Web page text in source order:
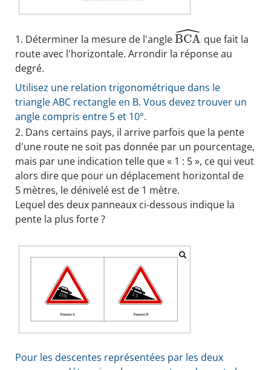
1. Déterminer la mesure de l'angleBCA
ˆ que fait la
route avec l'horizontale. Arrondir la réponse au
degré.
Utilisez une relation trigonométrique dans le
triangle ABC rectangle en B. Vous devez trouver un
angle compris entre 5 et 10°.
2. Dans certains pays, il arrive parfois que la pente
d'une route ne soit pas donnée par un pourcentage,
mais par une indication telle que « 1 : 5 », ce qui veut
alors dire que pour un déplacement horizontal de
5 mètres, le dénivelé est de 1 mètre.
Lequel des deux panneaux ci-dessous indique la
pente la plus forte ?
Pour les descentes représentées par les deux